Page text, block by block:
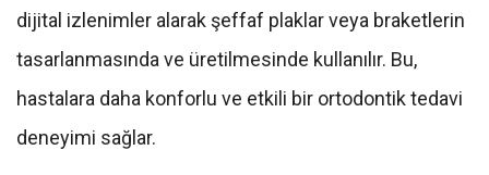
dijital izlenimler alarak şeffaf plaklar veya braketlerin
tasarlanmasında ve üretilmesinde kullanılır. Bu,
hastalara daha konforlu ve etkili bir ortodontik tedavi
deneyimi sağlar.